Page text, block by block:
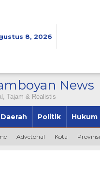
8, 2026
News
Tajam & Realistis
Daerah Politik Hukum
Advetorial Kota Provinsi